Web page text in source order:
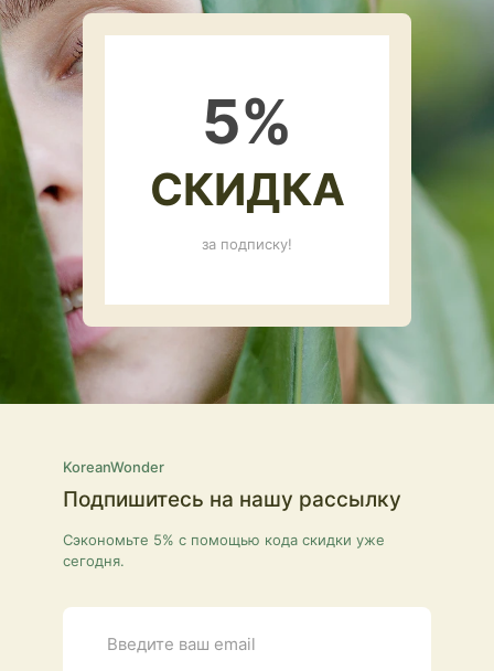
5%
СКИДКА
за подписку!
KoreanWonder
Подпишитесь на нашу рассылку
Сэкономьте 5% с помощью кода скидки уже
сегодня.